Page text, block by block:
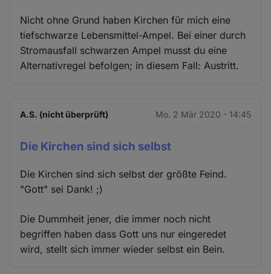
Nicht ohne Grund haben Kirchen für mich eine
tiefschwarze Lebensmittel-Ampel. Bei einer durch
Stromausfall schwarzen Ampel musst du eine
Alternativregel befolgen; in diesem Fall: Austritt.
A.S. (nicht überprüft) Mo. 2 Mär 2020 - 14:45
Die Kirchen sind sich selbst
Die Kirchen sind sich selbst der größte Feind.
"Gott" sei Dank! ;)
Die Dummheit jener, die immer noch nicht
begriffen haben dass Gott uns nur eingeredet
wird, stellt sich immer wieder selbst ein Bein.